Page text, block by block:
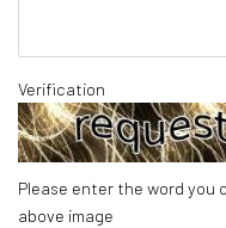
Verification
Please enter the word you
above image